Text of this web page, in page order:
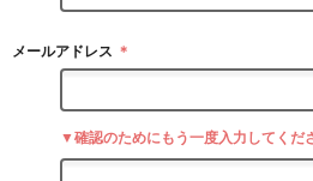
メールアドレス ＊
▼確認のためにもう一度入力してくだ